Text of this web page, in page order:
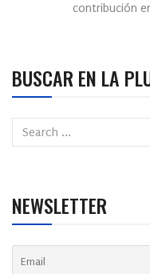
contribución
BUSCAR EN LA
NEWSLETTER